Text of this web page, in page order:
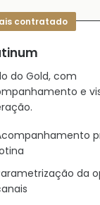
do Gold, com
e
da